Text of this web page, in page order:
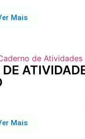
Mais
Mais